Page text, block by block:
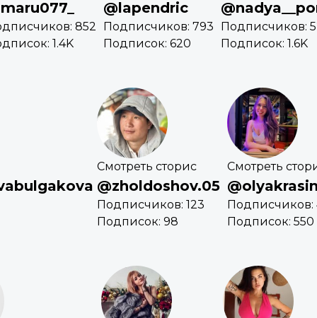
852
1.4K
@lapendric
Подписчиков: 793
Подписок: 620
Подписчиков:
Подписок: 1.6K
Смотреть сторис
@zholdoshov.05
Подписчиков: 123
Подписок: 98
Смотреть
Подписчиков:
Подписок: 550